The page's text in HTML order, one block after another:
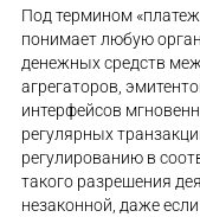
Под термином
понимает любую
денежных средств
агрегаторов,
интерфейсов
регулярных
регулированию в
такого разрешения
незаконной, даже